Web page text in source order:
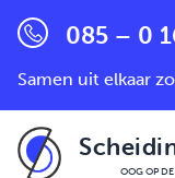
085 – 0
Samen uit elkaar
OOG OP